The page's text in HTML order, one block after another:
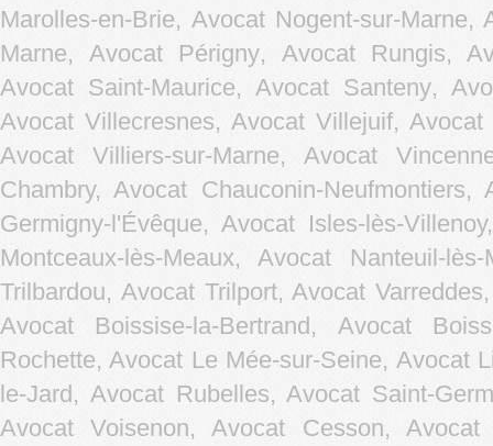
Marolles-en-Brie, Avocat Nogent-sur-Marne,
Marne, Avocat Périgny, Avocat Rungis,
Avocat Saint-Maurice,Avocat Santeny,
Avocat Villecresnes,Avocat Villejuif,Avocat
Avocat Villiers-sur-Marne,Avocat
Chambry, Avocat Chauconin-
Germigny-l'Évêque, Avocat Isles-lès-
Montceaux-lès-Meaux, Avocat Nanteuil-
Trilbardou, Avocat Trilport, Avocat
Avocat Boissise-la-Bertrand, Avocat
Rochette, Avocat Le Mée-sur-Seine, Avocat
le-Jard, Avocat Rubelles, Avocat Saint-
Avocat Voisenon, Avocat Cesson,